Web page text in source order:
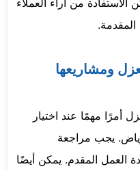
المقدمة.
ومشاريعها
أمرًا مهمًا عند اختيار
يجب مراجعة
العمل المقدم. يمكن أيضًا